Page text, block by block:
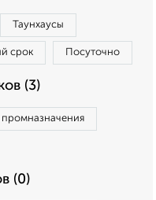
Таунхаусы
срок Посуточно
(3)
промназначения
(0)